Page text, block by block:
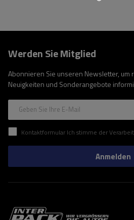
Werden Sie Mitglied
Abonnieren Sie unseren Newsletter, um
Neuigkeiten und Sonderangebote
Geben Sie Ihre E-Mail
Kontaktformular Ich stimme der Verarbeitung meiner im Kontaktformular enthaltenen personenbezogenen
Anmelden